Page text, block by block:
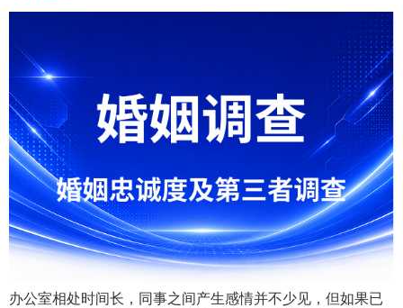
办公室相处时间长，同事之间产生感情并不少见，但如果已